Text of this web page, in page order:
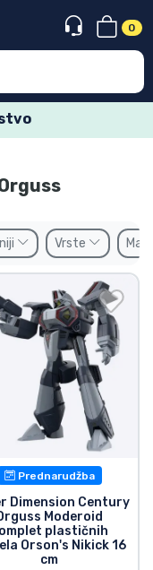
0
Vrste
Prednarudžba
Dimension Century
Moderoid
plastičnih
Orson's Nikick 16
cm